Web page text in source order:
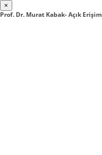
×
Prof. Dr. Murat Kabak- Açık Erişim